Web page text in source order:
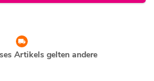
Artikels gelten andere